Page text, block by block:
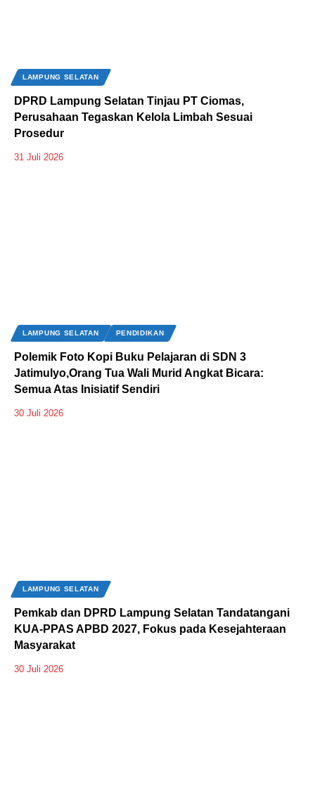
LAMPUNG SELATAN
DPRD Lampung Selatan Tinjau PT Ciomas,
Perusahaan Tegaskan Kelola Limbah Sesuai
Prosedur
31 Juli 2026
LAMPUNG SELATAN PENDIDIKAN
Polemik Foto Kopi Buku Pelajaran di SDN 3
Jatimulyo,Orang Tua Wali Murid Angkat Bicara:
Semua Atas Inisiatif Sendiri
30 Juli 2026
LAMPUNG SELATAN
Pemkab dan DPRD Lampung Selatan Tandatangani
KUA-PPAS APBD 2027, Fokus pada Kesejahteraan
Masyarakat
30 Juli 2026